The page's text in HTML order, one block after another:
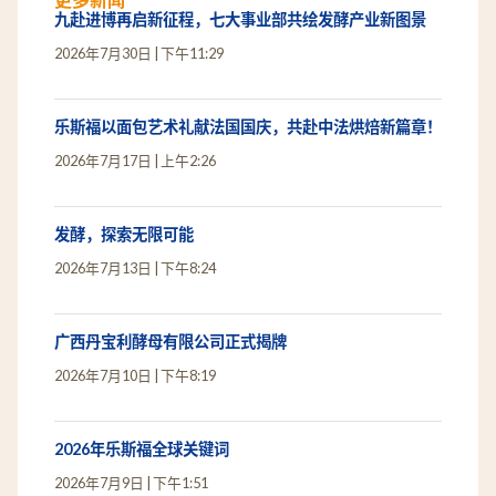
九赴进博再启新征程，七大事业部共绘发酵产业新图景
2026年7月30日 下午11:29
乐斯福以面包艺术礼献法国国庆，共赴中法烘焙新篇章！
2026年7月17日 上午2:26
发酵，探索无限可能
2026年7月13日 下午8:24
广西丹宝利酵母有限公司正式揭牌
2026年7月10日 下午8:19
2026年乐斯福全球关键词
2026年7月9日 下午1:51